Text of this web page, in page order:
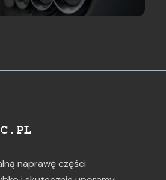
naprawę części